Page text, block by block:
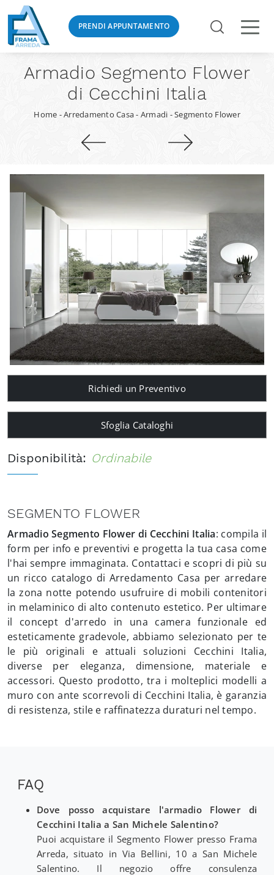
PRENDI APPUNTAMENTO
Armadio Segmento Flower
di Cecchini Italia
Home -Arredamento Casa- Armadi -Segmento Flower
Richiedi un Preventivo
Sfoglia Cataloghi
Disponibilità: Ordinabile
SEGMENTO FLOWER
Armadio Segmento Flower di Cecchini Italia: compila il
form per info e preventivi e progetta la tua casa come
l'hai sempre immaginata. Contattaci e scopri di più su
un ricco catalogo di Arredamento Casa per arredare
la zona notte potendo usufruire di mobili contenitori
in melaminico di alto contenuto estetico. Per ultimare
il concept d'arredo in una camera funzionale ed
esteticamente gradevole, abbiamo selezionato per te
le più originali e attuali soluzioni Cecchini Italia,
diverse per eleganza, dimensione, materiale e
accessori. Questo prodotto, tra i molteplici modelli a
muro con ante scorrevoli di Cecchini Italia, è garanzia
di resistenza, stile e raffinatezza duraturi nel tempo.
FAQ
Dove posso acquistare l'armadio Flower di
Cecchini Italia a San Michele Salentino?
Puoi acquistare il Segmento Flower presso Frama
Arreda, situato in Via Bellini, 10 a San Michele
Salentino. Il negozio offre consulenza